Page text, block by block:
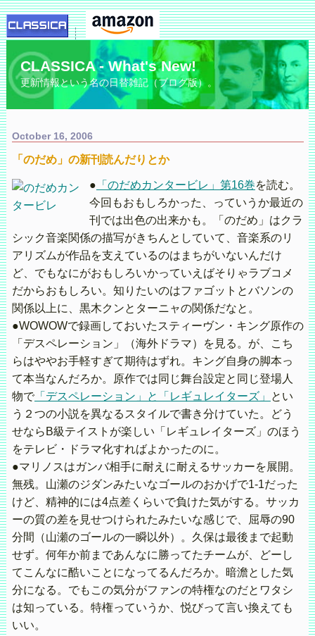
CLASSICA - What's New!
更新情報という名の日替雑記（ブログ版）。
October 16, 2006
「のだめ」の新刊読んだりとか
● 「のだめカンタービレ」第16巻を読む。
今回もおもしろかった、っていうか最近の
刊では出色の出来かも。「のだめ」はクラ
シック音楽関係の描写がきちんとしていて、音楽系のリ
アリズムが作品を支えているのはまちがいないんだけ
ど、でもなにがおもしろいかっていえばそりゃラブコメ
だからおもしろい。知りたいのはファゴットとバソンの
関係以上に、黒木クンとターニャの関係だなと。
●WOWOWで録画しておいたスティーヴン・キング原作の
「デスペレーション」（海外ドラマ）を見る。が、こち
らはややお手軽すぎて期待はずれ。キング自身の脚本っ
て本当なんだろか。原作では同じ舞台設定と同じ登場人
物で「デスペレーション」と「レギュレイターズ」
とい
う２つの小説を異なるスタイルで書き分けていた。どう
せならB級テイストが楽しい「レギュレイターズ」のほう
をテレビ・ドラマ化すればよかったのに。
●マリノスはガンバ相手に耐えに耐えるサッカーを展開。
無残。山瀬のジダンみたいなゴールのおかげで1-1だった
けど、精神的には4点差くらいで負けた気がする。サッカ
ーの質の差を見せつけられたみたいな感じで、屈辱の90
分間（山瀬のゴールの一瞬以外）。久保は最後まで起動
せず。何年か前まであんなに勝ってたチームが、どーし
てこんなに酷いことになってるんだろか。暗澹とした気
分になる。でもこの気分がファンの特権なのだとワタシ
は知っている。特権っていうか、悦びって言い換えても
いい。